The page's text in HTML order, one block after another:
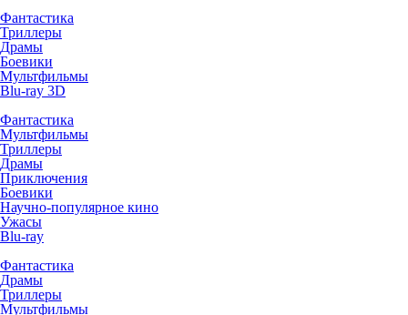
Фантастика
Триллеры
Драмы
Боевики
Мультфильмы
Blu-ray 3D
Фантастика
Мультфильмы
Триллеры
Драмы
Приключения
Боевики
Научно-популярное кино
Ужасы
Blu-ray
Фантастика
Драмы
Триллеры
Мультфильмы